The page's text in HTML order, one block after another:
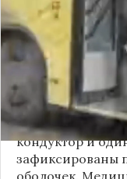
сообщили
«Инцидент
мужчина с
с кондуктором,
пассажирами. В
газовый
По
кондуктор и
зафиксированы
оболочек.